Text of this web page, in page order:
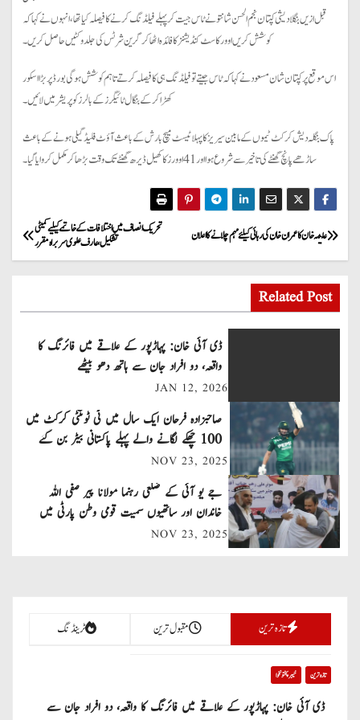
قبل ازیں بنگلادیشی کپتان نجم الحسن شانتو نے ٹاس جیت کر پہلے فیلڈنگ کرنے کا فیصلہ کیا تھا، انہوں نے کہا کہ
کوشش کریں اوور کاسٹ کنڈیشنز کا فائدہ اٹھاکر گرین شرٹس کی جلد وکٹیں حاصل کریں۔
اس موقع پر کپتان شان مسعود نے کہا کہ ٹاس جیتے تو فیلڈنگ ہی کا فیصلہ کرتے تاہم کوشش ہوگی بورڈ پر بڑا اسکور
کھڑا کرکے بنگال ٹائیگرز کے بالرز کو پریشر میں لائیں۔
پاک بنگلہ دیش کرکٹ ٹیموں کے مابین سیریز کا پہلا ٹیسٹ میچ بارش کے باعث آؤٹ فلیڈ گیلی ہونے کے باعث
ساڑھے پانچ گھنٹے کی تاخیر سے شروع ہوا اور 41 اوورز کا کھیل ڈیرھ گھنٹے تک وقت بڑھا کر مکمل کروایا گیا۔
P
o
s
t
a
v
i
g
a
o
n
تحریک انصاف میں اختلافات کے خاتمے کیلیے کمیٹی
تشکیل، عارف علوی سربراہ مقرر
علیمہ خان کا عمران خان کی رہائی کیلئے مہم چلانے کا اعلان
Related Post
ڈی آئی خان: پہاڑپور کے علاقے میں فائرنگ کا
واقعہ، دو افراد جان سے ہاتھ دھو بیٹھے
JAN 12, 2026
صاحبزادہ فرحان ایک سال میں ٹی ٹوئنٹی کرکٹ میں
100 چھکے لگانے والے پہلے پاکستانی بیٹر بن گئے
NOV 23, 2025
جے یو آئی کے ضلعی رہنما مولانا پیر صفی اللہ
خاندان اور ساتھیوں سمیت قومی وطن پارٹی میں
شامل
NOV 23, 2025
تازہ ترین مقبول ترین ٹرینڈنگ
تازہ ترین خیبر پختونخوا
ڈی آئی خان: پہاڑپور کے علاقے میں فائرنگ کا واقعہ، دو افراد جان سے